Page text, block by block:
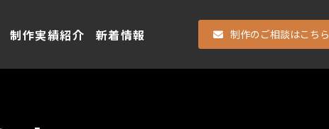
制作実績紹介 新着情報 制作のご相談はこちら